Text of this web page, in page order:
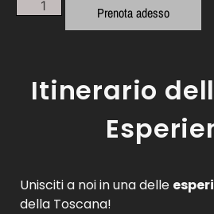
Prenota adesso
Itinerario
Unisciti a noi in una delle
della Toscana!